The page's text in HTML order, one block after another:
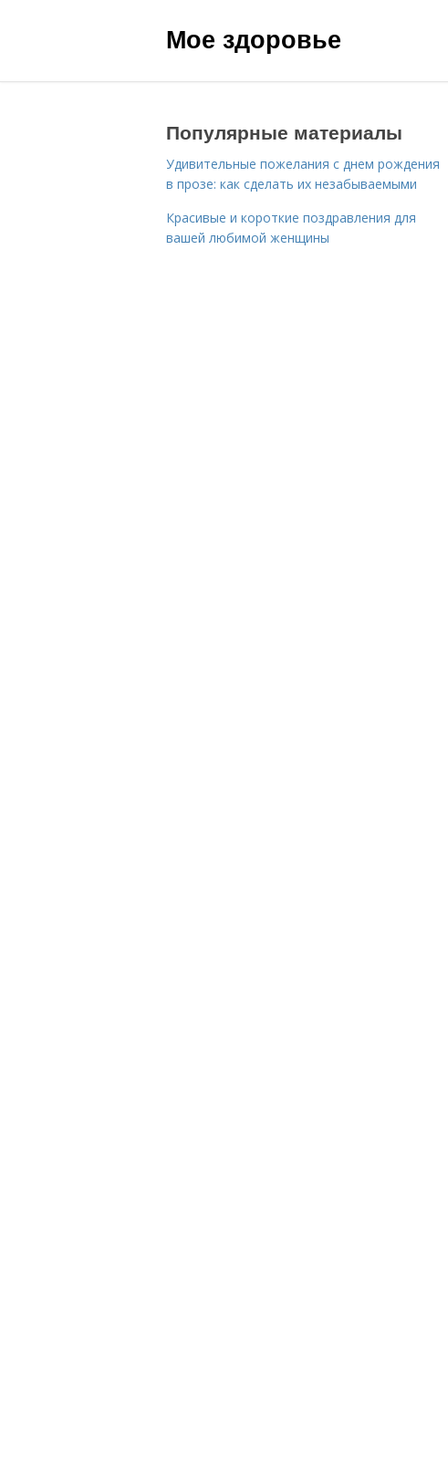
Мое здоровье
Популярные материалы
Удивительные пожелания с днем рождения
в прозе: как сделать их незабываемыми
Красивые и короткие поздравления для
вашей любимой женщины